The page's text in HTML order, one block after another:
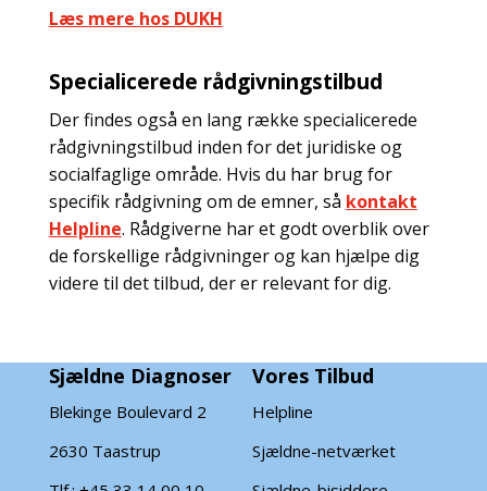
Læs mere hos DUKH
Specialicerede rådgivningstilbud
Der findes også en lang række specialicerede
rådgivningstilbud inden for det juridiske og
socialfaglige område. Hvis du har brug for
specifik rådgivning om de emner, så kontakt
Helpline. Rådgiverne har et godt overblik over
de forskellige rådgivninger og kan hjælpe dig
videre til det tilbud, der er relevant for dig.
Sjældne Diagnoser
Blekinge Boulevard 2
2630 Taastrup
Vores Tilbud
Helpline
Sjældne-netværket